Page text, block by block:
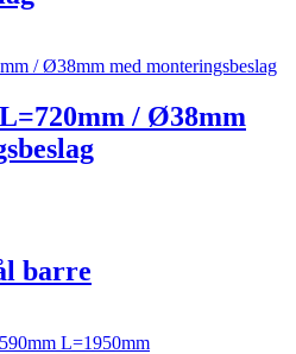
/ Ø38mm
barre